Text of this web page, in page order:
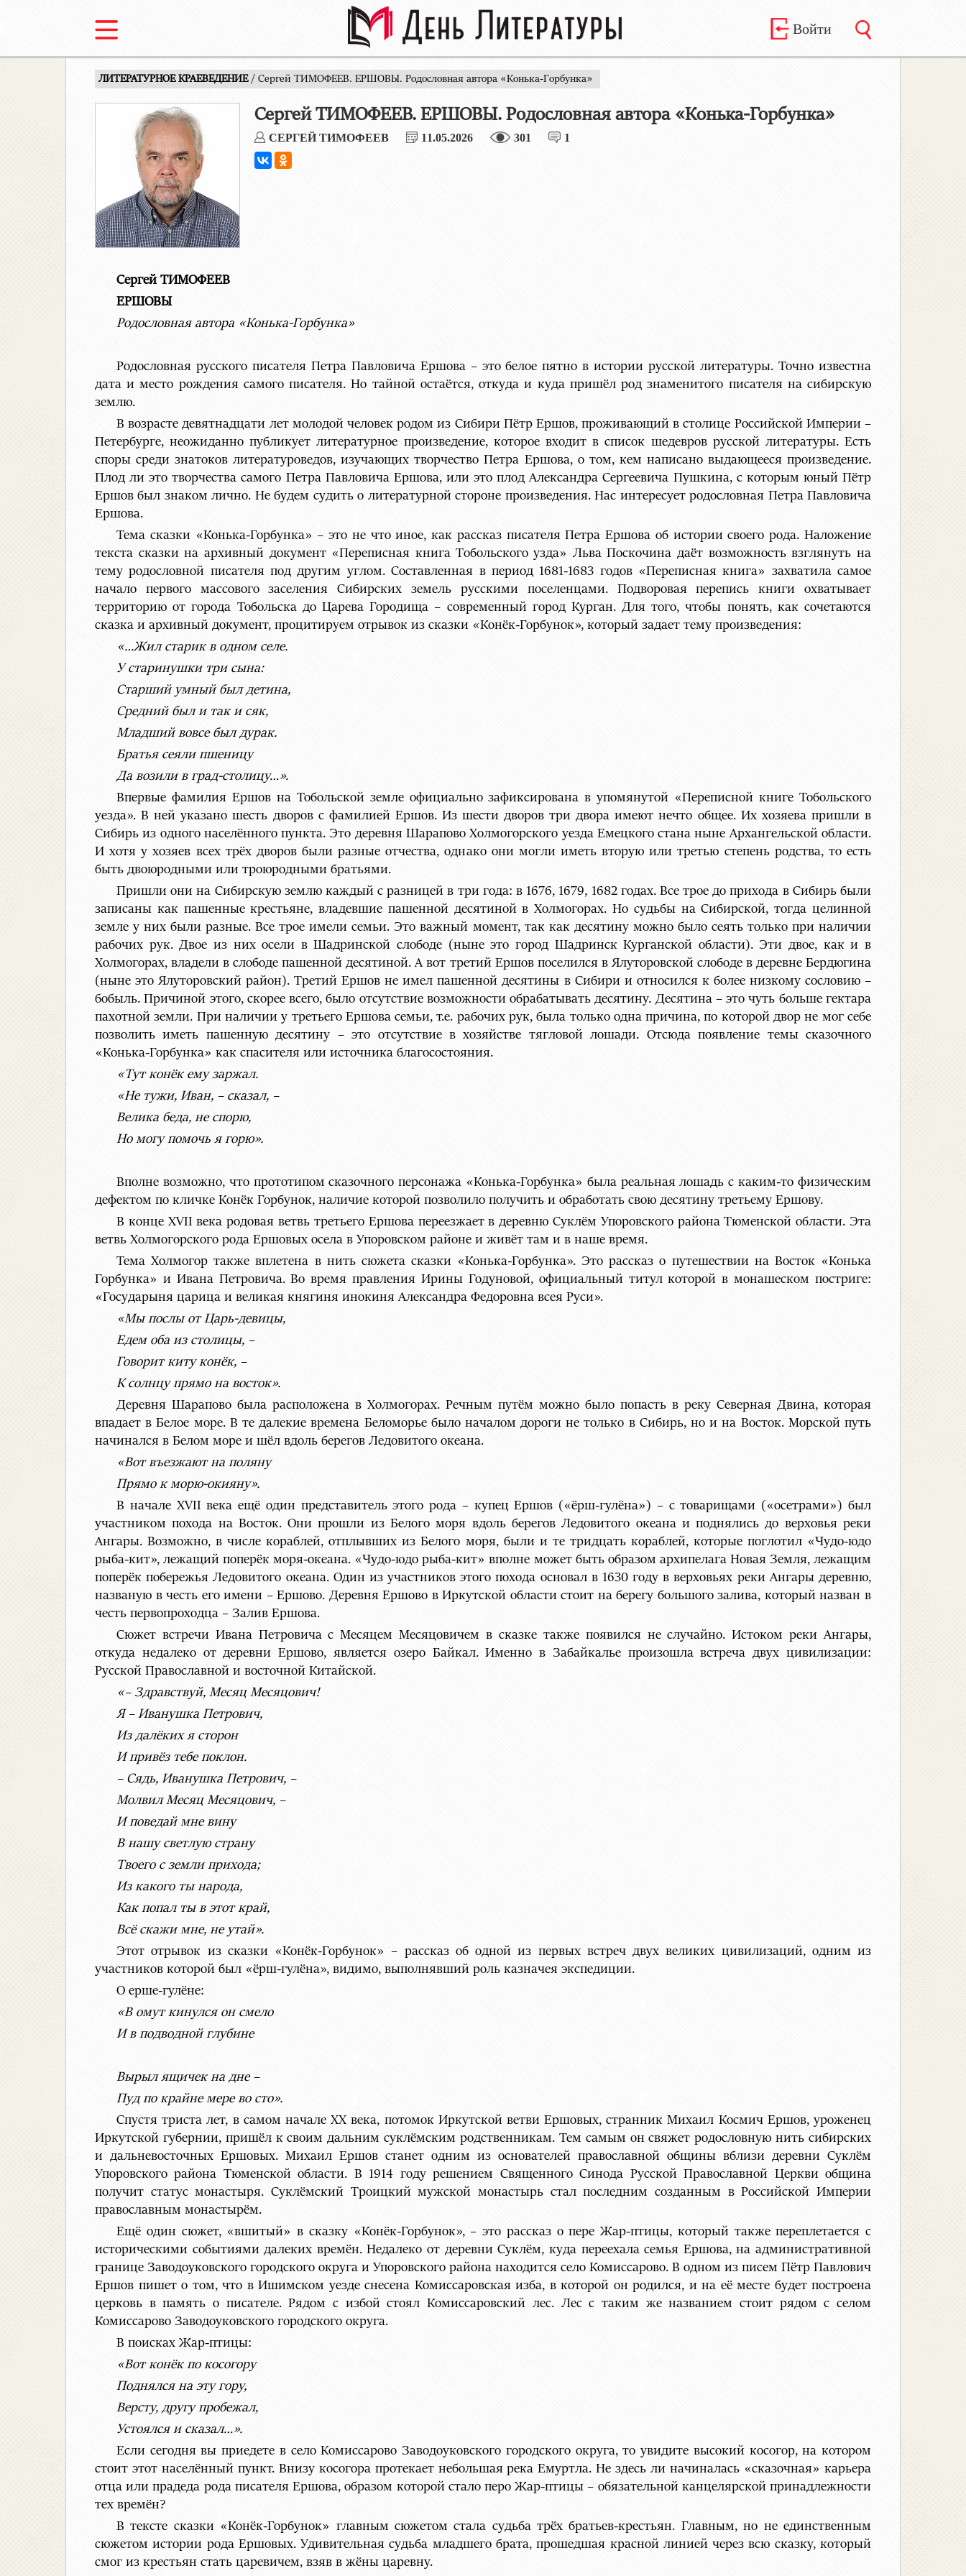
Войти
ЛИТЕРАТУРНОЕ КРАЕВЕДЕНИЕ / Сергей ТИМОФЕЕВ. ЕРШОВЫ. Родословная автора «Конька-Горбунка»
Сергей ТИМОФЕЕВ. ЕРШОВЫ. Родословная автора «Конька-Горбунка»
СЕРГЕЙ ТИМОФЕЕВ 11.05.2026 301 1
Сергей ТИМОФЕЕВ
ЕРШОВЫ
Родословная автора «Конька-Горбунка»
Родословная русского писателя Петра Павловича Ершова – это белое пятно в истории русской литературы. Точно известна
дата и место рождения самого писателя. Но тайной остаётся, откуда и куда пришёл род знаменитого писателя на сибирскую
землю.
В возрасте девятнадцати лет молодой человек родом из Сибири Пётр Ершов, проживающий в столице Российской Империи –
Петербурге, неожиданно публикует литературное произведение, которое входит в список шедевров русской литературы. Есть
споры среди знатоков литературоведов, изучающих творчество Петра Ершова, о том, кем написано выдающееся произведение.
Плод ли это творчества самого Петра Павловича Ершова, или это плод Александра Сергеевича Пушкина, с которым юный Пётр
Ершов был знаком лично. Не будем судить о литературной стороне произведения. Нас интересует родословная Петра Павловича
Ершова.
Тема сказки «Конька-Горбунка» – это не что иное, как рассказ писателя Петра Ершова об истории своего рода. Наложение
текста сказки на архивный документ «Переписная книга Тобольского узда» Льва Поскочина даёт возможность взглянуть на
тему родословной писателя под другим углом. Составленная в период 1681-1683 годов «Переписная книга» захватила самое
начало первого массового заселения Сибирских земель русскими поселенцами. Подворовая перепись книги охватывает
территорию от города Тобольска до Царева Городища – современный город Курган. Для того, чтобы понять, как сочетаются
сказка и архивный документ, процитируем отрывок из сказки «Конёк-Горбунок», который задает тему произведения:
«…Жил старик в одном селе.
У старинушки три сына:
Старший умный был детина,
Средний был и так и сяк,
Младший вовсе был дурак.
Братья сеяли пшеницу
Да возили в град-столицу…».
Впервые фамилия Ершов на Тобольской земле официально зафиксирована в упомянутой «Переписной книге Тобольского
уезда». В ней указано шесть дворов с фамилией Ершов. Из шести дворов три двора имеют нечто общее. Их хозяева пришли в
Сибирь из одного населённого пункта. Это деревня Шарапово Холмогорского уезда Емецкого стана ныне Архангельской области.
И хотя у хозяев всех трёх дворов были разные отчества, однако они могли иметь вторую или третью степень родства, то есть
быть двоюродными или троюродными братьями.
Пришли они на Сибирскую землю каждый с разницей в три года: в 1676, 1679, 1682 годах. Все трое до прихода в Сибирь были
записаны как пашенные крестьяне, владевшие пашенной десятиной в Холмогорах. Но судьбы на Сибирской, тогда целинной
земле у них были разные. Все трое имели семьи. Это важный момент, так как десятину можно было сеять только при наличии
рабочих рук. Двое из них осели в Шадринской слободе (ныне это город Шадринск Курганской области). Эти двое, как и в
Холмогорах, владели в слободе пашенной десятиной. А вот третий Ершов поселился в Ялуторовской слободе в деревне Бердюгина
(ныне это Ялуторовский район). Третий Ершов не имел пашенной десятины в Сибири и относился к более низкому сословию –
бобыль. Причиной этого, скорее всего, было отсутствие возможности обрабатывать десятину. Десятина – это чуть больше гектара
пахотной земли. При наличии у третьего Ершова семьи, т.е. рабочих рук, была только одна причина, по которой двор не мог себе
позволить иметь пашенную десятину – это отсутствие в хозяйстве тягловой лошади. Отсюда появление темы сказочного
«Конька-Горбунка» как спасителя или источника благосостояния.
«Тут конёк ему заржал.
«Не тужи, Иван, – сказал, –
Велика беда, не спорю,
Но могу помочь я горю».
Вполне возможно, что прототипом сказочного персонажа «Конька-Горбунка» была реальная лошадь с каким-то физическим
дефектом по кличке Конёк Горбунок, наличие которой позволило получить и обработать свою десятину третьему Ершову.
В конце XVII века родовая ветвь третьего Ершова переезжает в деревню Суклём Упоровского района Тюменской области. Эта
ветвь Холмогорского рода Ершовых осела в Упоровском районе и живёт там и в наше время.
Тема Холмогор также вплетена в нить сюжета сказки «Конька-Горбунка». Это рассказ о путешествии на Восток «Конька
Горбунка» и Ивана Петровича. Во время правления Ирины Годуновой, официальный титул которой в монашеском постриге:
«Государыня царица и великая княгиня инокиня Александра Федоровна всея Руси».
«Мы послы от Царь-девицы,
Едем оба из столицы, –
Говорит киту конёк, –
К солнцу прямо на восток».
Деревня Шарапово была расположена в Холмогорах. Речным путём можно было попасть в реку Северная Двина, которая
впадает в Белое море. В те далекие времена Беломорье было началом дороги не только в Сибирь, но и на Восток. Морской путь
начинался в Белом море и шёл вдоль берегов Ледовитого океана.
«Вот въезжают на поляну
Прямо к морю-окияну».
В начале XVII века ещё один представитель этого рода – купец Ершов («ёрш-гулёна») – с товарищами («осетрами») был
участником похода на Восток. Они прошли из Белого моря вдоль берегов Ледовитого океана и поднялись до верховья реки
Ангары. Возможно, в числе кораблей, отплывших из Белого моря, были и те тридцать кораблей, которые поглотил «Чудо-юдо
рыба-кит», лежащий поперёк моря-океана. «Чудо-юдо рыба-кит» вполне может быть образом архипелага Новая Земля, лежащим
поперёк побережья Ледовитого океана. Один из участников этого похода основал в 1630 году в верховьях реки Ангары деревню,
названую в честь его имени – Ершово. Деревня Ершово в Иркутской области стоит на берегу большого залива, который назван в
честь первопроходца – Залив Ершова.
Сюжет встречи Ивана Петровича с Месяцем Месяцовичем в сказке также появился не случайно. Истоком реки Ангары,
откуда недалеко от деревни Ершово, является озеро Байкал. Именно в Забайкалье произошла встреча двух цивилизации:
Русской Православной и восточной Китайской.
«– Здравствуй, Месяц Месяцович!
Я – Иванушка Петрович,
Из далёких я сторон
И привёз тебе поклон.
– Сядь, Иванушка Петрович, –
Молвил Месяц Месяцович, –
И поведай мне вину
В нашу светлую страну
Твоего с земли прихода;
Из какого ты народа,
Как попал ты в этот край,
Всё скажи мне, не утай».
Этот отрывок из сказки «Конёк-Горбунок» – рассказ об одной из первых встреч двух великих цивилизаций, одним из
участников которой был «ёрш-гулёна», видимо, выполнявший роль казначея экспедиции.
О ерше-гулёне:
«В омут кинулся он смело
И в подводной глубине
Вырыл ящичек на дне –
Пуд по крайне мере во сто».
Спустя триста лет, в самом начале XX века, потомок Иркутской ветви Ершовых, странник Михаил Космич Ершов, уроженец
Иркутской губернии, пришёл к своим дальним суклёмским родственникам. Тем самым он свяжет родословную нить сибирских
и дальневосточных Ершовых. Михаил Ершов станет одним из основателей православной общины вблизи деревни Суклём
Упоровского района Тюменской области. В 1914 году решением Священного Синода Русской Православной Церкви община
получит статус монастыря. Суклёмский Троицкий мужской монастырь стал последним созданным в Российской Империи
православным монастырём.
Ещё один сюжет, «вшитый» в сказку «Конёк-Горбунок», – это рассказ о пере Жар-птицы, который также переплетается с
историческими событиями далеких времён. Недалеко от деревни Суклём, куда переехала семья Ершова, на административной
границе Заводоуковского городского округа и Упоровского района находится село Комиссарово. В одном из писем Пётр Павлович
Ершов пишет о том, что в Ишимском уезде снесена Комиссаровская изба, в которой он родился, и на её месте будет построена
церковь в память о писателе. Рядом с избой стоял Комиссаровский лес. Лес с таким же названием стоит рядом с селом
Комиссарово Заводоуковского городского округа.
В поисках Жар-птицы:
«Вот конёк по косогору
Поднялся на эту гору,
Версту, другу пробежал,
Устоялся и сказал…».
Если сегодня вы приедете в село Комиссарово Заводоуковского городского округа, то увидите высокий косогор, на котором
стоит этот населённый пункт. Внизу косогора протекает небольшая река Емуртла. Не здесь ли начиналась «сказочная» карьера
отца или прадеда рода писателя Ершова, образом которой стало перо Жар-птицы – обязательной канцелярской принадлежности
тех времён?
В тексте сказки «Конёк-Горбунок» главным сюжетом стала судьба трёх братьев-крестьян. Главным, но не единственным
сюжетом истории рода Ершовых. Удивительная судьба младшего брата, прошедшая красной линией через всю сказку, который
смог из крестьян стать царевичем, взяв в жёны царевну.